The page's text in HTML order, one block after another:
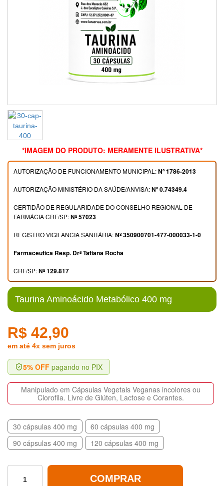
*IMAGEM DO PRODUTO: MERAMENTE ILUSTRATIVA*
AUTORIZAÇÃO DE FUNCIONAMENTO MUNICIPAL:Nº 1786-2013
AUTORIZAÇÃO MINISTÉRIO DA SAÚDE/ANVISA:Nº 0.74349.4
CERTIDÃO DE REGULARIDADE DO CONSELHO REGIONAL DE
FARMÁCIA CRF/SP:Nº 57023
REGISTRO VIGILÂNCIA SANITÁRIA:Nº 350900701-477-000033-1-0
Farmacêutica Resp. Drª Tatiana Rocha
CRF/SP:Nº 129.817
Taurina Aminoácido Metabólico 400 mg
R$ 42,90
em até 4x sem juros
5% OFF pagando no PIX
Manipulado em Cápsulas Vegetais Veganas incolores ou
Clorofila. Livre de Glúten, Lactose e Corantes.
30 cápsulas 400 mg
60 cápsulas 400 mg
90 cápsulas 400 mg
120 cápsulas 400 mg
COMPRAR